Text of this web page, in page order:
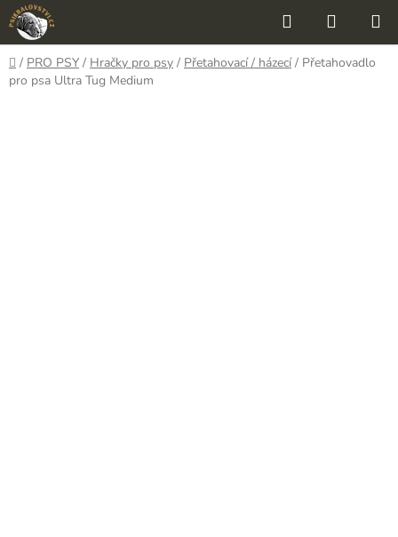
Přejít
na
obsah
Hledat
KOŠÍK
Domů
/ PRO PSY / Hračky pro psy / Přetahovací / házecí / Přetahovadlo
pro psa Ultra Tug Medium